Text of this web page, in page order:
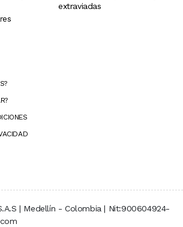
extraviadas
| Medellín - Colombia | Nit:900604924-